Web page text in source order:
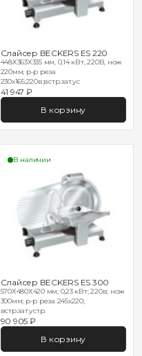
Слайсер BECKERS ES 220
448Х363Х335 мм, 0,14 кВт, 220В, нож
220мм; р-р реза
230х165;220в;встр.зат.ус
41 947 ₽
В корзину
В наличии
Слайсер BECKERS ES 300
570Х480Х420 мм; 0,23 кВт; 220в; нож
300мм; р-р реза 245х220;
встр.зат.устр.
90 905 ₽
В корзину